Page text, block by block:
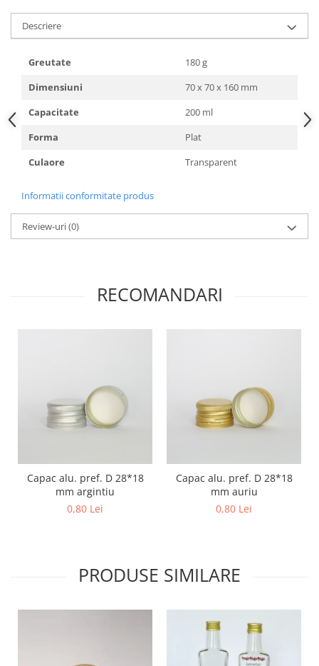
Descriere
Greutate
180 g
Dimensiuni
70 x 70 x 160 mm
Capacitate
200 ml
Forma
Plat
Culaore
Transparent
Informatii conformitate produs
Review-uri(0)
RECOMANDARI
Capac alu. pref. D 28*18
mm argintiu
0,80 Lei
Capac alu. pref. D 28*18
mm auriu
0,80 Lei
PRODUSE SIMILARE